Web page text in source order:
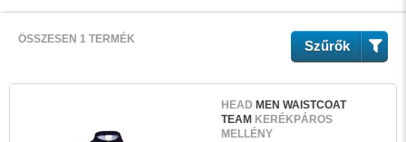
Szűrők
ÖSSZESEN 1 TERMÉK
HEAD MEN WAISTCOAT
TEAM KERÉKPÁROS
MELLÉNY